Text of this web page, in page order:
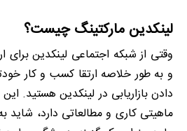
لینکدین مارکتینگ چیست؟
وقتی از شبکه اجتماعی لینکدین برای
و به طور خلاصه ارتقا کسب و کار
دادن بازاریابی در لینکدین
ماهیتی کاری و مطالعاتی دارد،